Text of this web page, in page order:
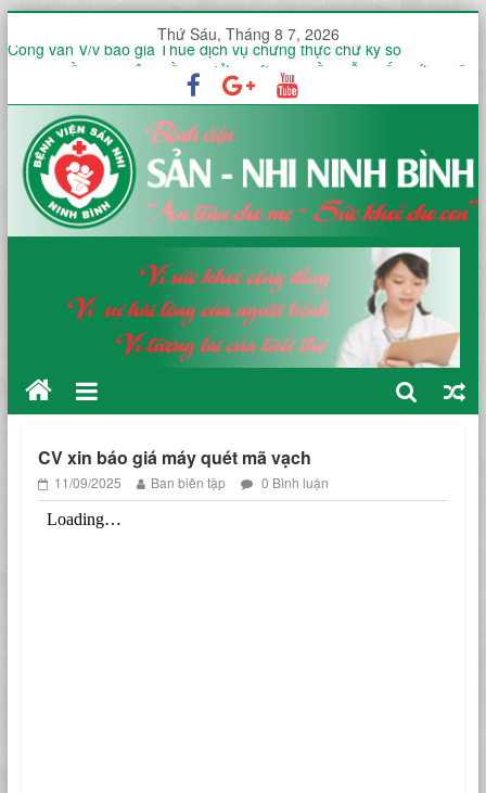
Thứ Sáu, Tháng 8 7, 2026
Công văn V/v báo giá Thuê dịch vụ chứng thực chữ ký số
KHOA ĐIỀU TRỊ YÊU CẦU HƯỞNG ỨNG TUẦN LỄ THẾ GIỚI NUÔI
CON BẰNG SỮA MẸ NĂM 2026
KHOA SẢN THƯỜNG HƯỞNG ỨNG TUẦN LỄ THẾ GIỚI NUÔI CON
BẰNG SỮA MẸ NĂM 2026
451 THƯ MỜI KHẢO SÁT VÀ BÁO GIÁ Dịch vụ diệt gián tại Bệnh
viện Sản -Nhi tỉnh Ninh Bình trong 12 tháng
HƯỞNG ỨNG TUẦN LỄ THẾ GIỚI NUÔI CON BẰNG SỮA MẸ (01–
CV xin báo giá máy quét mã vạch
11/09/2025 Ban biên tập 0 Bình luận